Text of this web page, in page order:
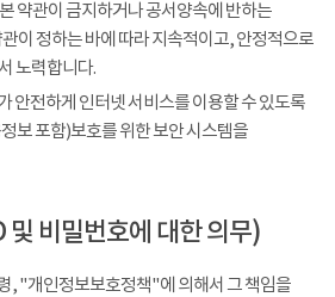
약관이 금지하거나 공서양속에 반하는
이 정하는 바에 따라 지속적이고, 안정적으로
노력합니다.
안전하게 인터넷 서비스를 이용할 수 있도록
보 포함)보호를 위한 보안 시스템을
비밀번호에 대한 의무)
, "개인정보보호정책"에 의해서 그 책임을